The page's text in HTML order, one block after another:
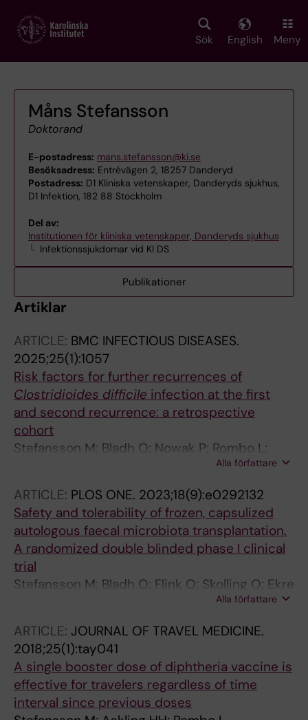
main
Sök English Meny
Måns Stefansson
Doktorand
E-postadress: mans.stefansson@ki.se
Besöksadress: Entrévägen 2, 18257 Danderyd
Postadress: D1 Kliniska vetenskaper, Danderyds sjukhus,
D1 Infektion, 182 88 Stockholm
Del av:
Institutionen för kliniska vetenskaper, Danderyds sjukhus
Infektionssjukdomar vid KI DS
Publikationer
Artiklar
ARTICLE: BMC INFECTIOUS DISEASES.
2025;25(1):1057
Risk factors for further recurrences of
Clostridioides difficile infection at the first
and second recurrence: a retrospective
cohort
Stefansson M; Bladh O; Nowak P; Rombo L;
Alla författare
ARTICLE: PLOS ONE. 2023;18(9):e0292132
Safety and tolerability of frozen, capsulized
autologous faecal microbiota transplantation.
A randomized double blinded phase I clinical
trial
Stefansson M; Bladh O; Flink O; Skolling O; Ekre
H-P; Rombo L; Engstrand L; Ursing JAlla författare
ARTICLE: JOURNAL OF TRAVEL MEDICINE.
2018;25(1):tay041
A single booster dose of diphtheria vaccine is
effective for travelers regardless of time
interval since previous doses